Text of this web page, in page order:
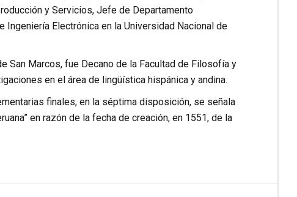
y Servicios, Jefe de Departamento
Electrónica en la Universidad Nacional de
San Marcos, fue Decano de la Facultad de Filosofía y
en el área de lingüística hispánica y andina.
finales, en la séptima disposición, se señala
en razón de la fecha de creación, en 1551, de la